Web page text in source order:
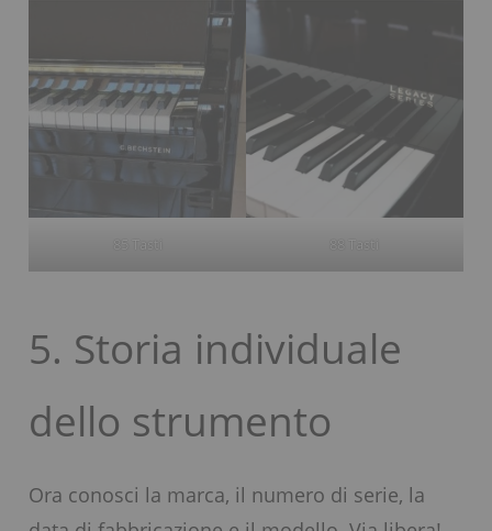
85 Tasti 88 Tasti
5. Storia individuale
dello strumento
Ora conosci la marca, il numero di serie, la